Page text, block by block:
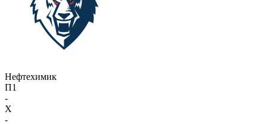
Нефтехимик
П1
-
X
-